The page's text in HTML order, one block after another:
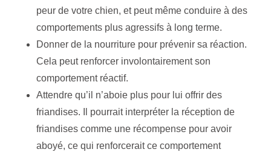
peur de votre chien, et peut même conduire à des
comportements plus agressifs à long terme.
Donner de la nourriture pour prévenir sa réaction.
Cela peut renforcer involontairement son
comportement réactif.
Attendre qu’il n’aboie plus pour lui offrir des
friandises. Il pourrait interpréter la réception de
friandises comme une récompense pour avoir
aboyé, ce qui renforcerait ce comportement